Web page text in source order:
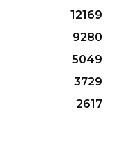
12169
9280
5049
3729
2617